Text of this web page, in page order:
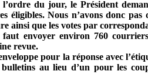
l’ordre du jour, le Président
éligibles. Nous n’avons donc
ainsi que les votes par
envoyer environ 760
revue.
pour la réponse avec
au lieu d’un pour les